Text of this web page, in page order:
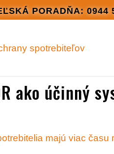
PORADŇA: 0944
ako účinný